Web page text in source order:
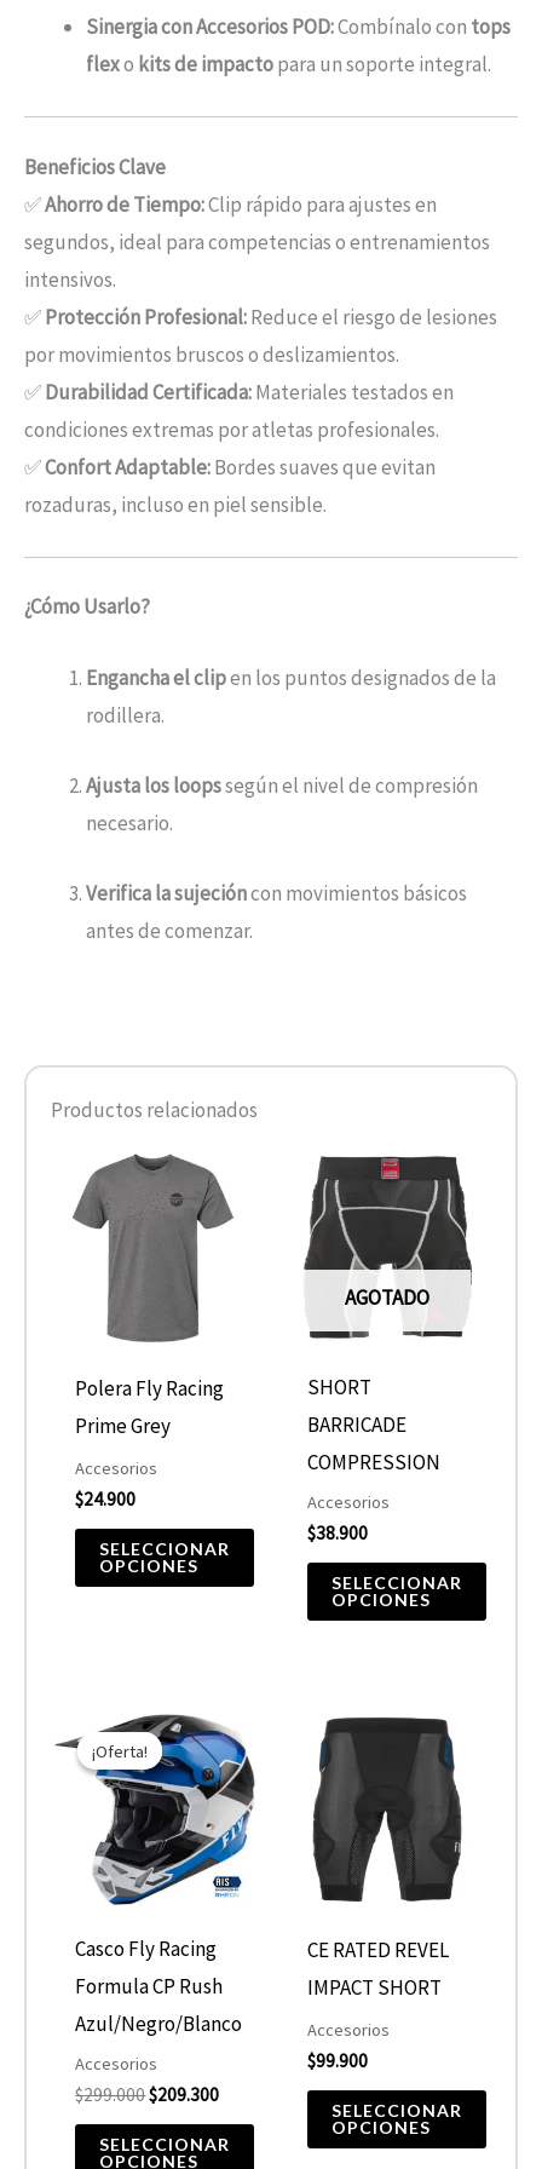
Sinergia con Accesorios POD:Combínalo con tops
flexo kits de impactopara un soporte integral.
Beneficios Clave
✅Ahorro de Tiempo:Clip rápido para ajustes en
segundos, ideal para competencias o entrenamientos
intensivos.
✅Protección Profesional:Reduce el riesgo de lesiones
por movimientos bruscos o deslizamientos.
✅Durabilidad Certificada:Materiales testados en
condiciones extremas por atletas profesionales.
✅Confort Adaptable:Bordes suaves que evitan
rozaduras, incluso en piel sensible.
¿Cómo Usarlo?
Engancha el clipen los puntos designados de la
rodillera.
Ajusta los loopssegún el nivel de compresión
necesario.
Verifica la sujecióncon movimientos básicos
antes de comenzar.
Productos relacionados
Polera Fly Racing
Prime Grey
Accesorios
$24.900
SELECCIONAR
OPCIONES
Este
producto
tiene
múltiples
variantes.
opciones
se
pueden
elegir
en
AGOTADO
SHORT
BARRICADE
COMPRESSION
Accesorios
$38.900
SELECCIONAR
OPCIONES
Este
producto
tiene
múltiples
variantes.
opciones
se
pueden
elegir
en
la
página
¡Oferta!
¡Oferta!
Casco Fly Racing
Formula CP Rush
Azul/Negro/Blanco
Accesorios
$299.000
El
precio
original
era:
$299.000.
$209.300
precio
actual
es:
$209.300.
SELECCIONAR
OPCIONES
Este
producto
tiene
múltiples
variantes.
opciones
se
pueden
elegir
en
la
CE RATED REVEL
IMPACT SHORT
Accesorios
$99.900
SELECCIONAR
OPCIONES
Este
producto
tiene
múltiples
variantes.
Las
opciones
se
pueden
elegir
en